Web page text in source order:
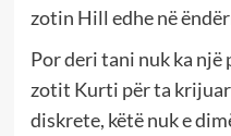
zotin Hill edhe në
Por deri tani nuk ka një
zotit Kurti për ta krijuar
diskrete, këtë nuk e